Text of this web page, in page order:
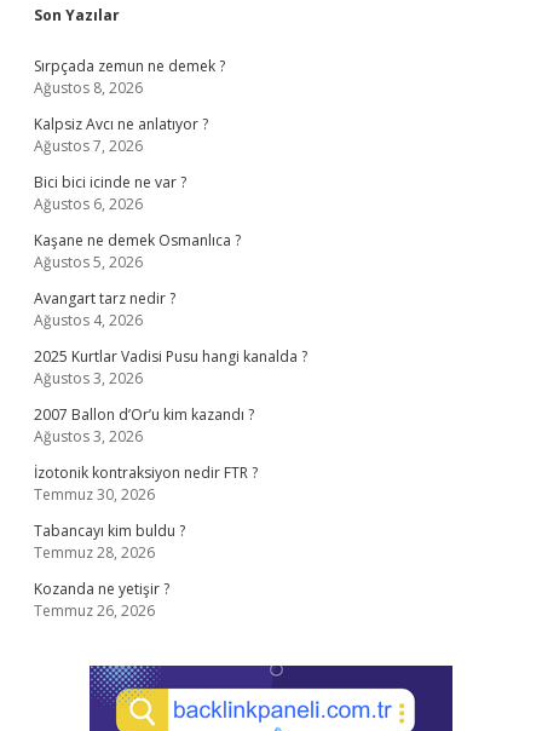
Sidebar
Son Yazılar
Sırpçada zemun ne demek ?
Ağustos 8, 2026
Kalpsiz Avcı ne anlatıyor ?
Ağustos 7, 2026
Bici bici icinde ne var ?
Ağustos 6, 2026
Kaşane ne demek Osmanlıca ?
Ağustos 5, 2026
Avangart tarz nedir ?
Ağustos 4, 2026
2025 Kurtlar Vadisi Pusu hangi kanalda ?
Ağustos 3, 2026
2007 Ballon d’Or’u kim kazandı ?
Ağustos 3, 2026
İzotonik kontraksiyon nedir FTR ?
Temmuz 30, 2026
Tabancayı kim buldu ?
Temmuz 28, 2026
Kozanda ne yetişir ?
Temmuz 26, 2026